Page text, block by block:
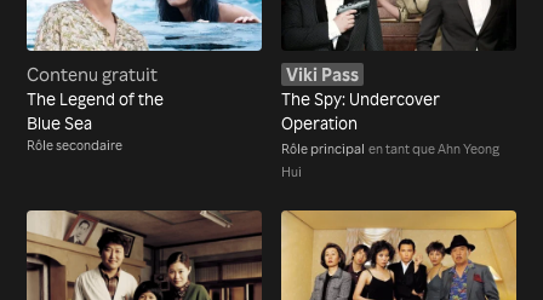
Contenu gratuit
The Legend of the
Blue Sea
Rôle secondaire
Viki Pass
The Spy: Undercover
Operation
Rôle principal en tant que Ahn Yeong
Hui